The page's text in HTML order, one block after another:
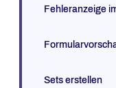
Fehleranzeige
Sets erstellen